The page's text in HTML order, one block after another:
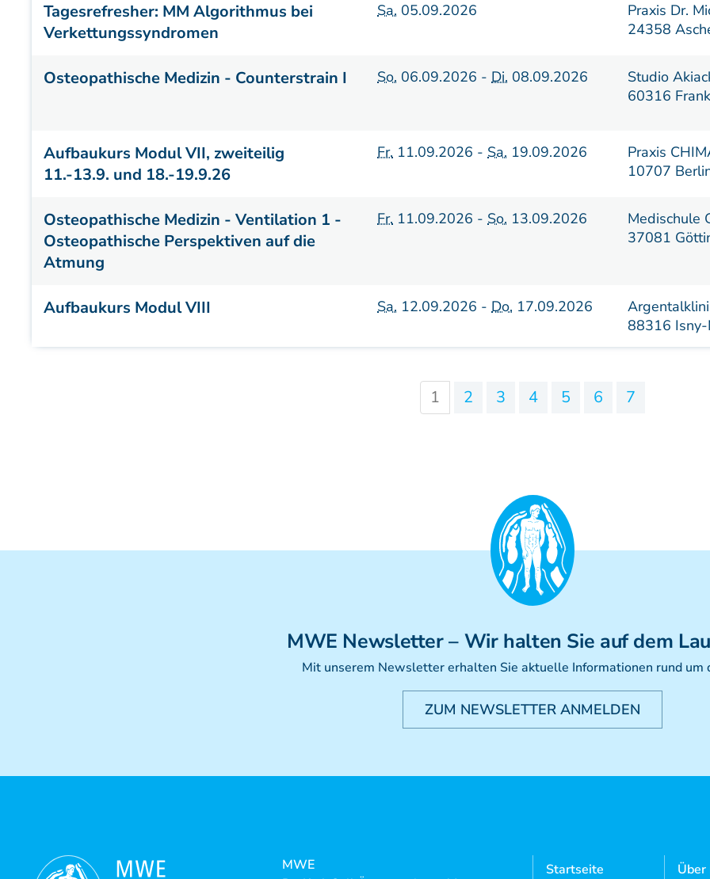
Tagesrefresher: MM Algorithmus bei
Verkettungssyndromen
Sa. 05.09.2026
Praxis Dr.
24358
Osteopathische Medizin - Counterstrain I So. 06.09.2026 -Di. 08.09.2026
Studio
60316
Aufbaukurs Modul VII, zweiteilig
11.-13.9. und 18.-19.9.26
Fr. 11.09.2026 -Sa. 19.09.2026
Praxis
10707
Osteopathische Medizin - Ventilation 1 -
Osteopathische Perspektiven auf die
Atmung
Fr. 11.09.2026 -So. 13.09.2026
Medischule
37081
Aufbaukurs Modul VIII Sa. 12.09.2026 -Do. 17.09.2026
88316 Isny-
1 2 3 4 5 6 7
MWE Newsletter– Wir halten Sie auf dem
Mit unserem Newsletter erhalten Sie aktuelle Informationen rund um
ZUM NEWSLETTER ANMELDEN
MWE
Startseite Über